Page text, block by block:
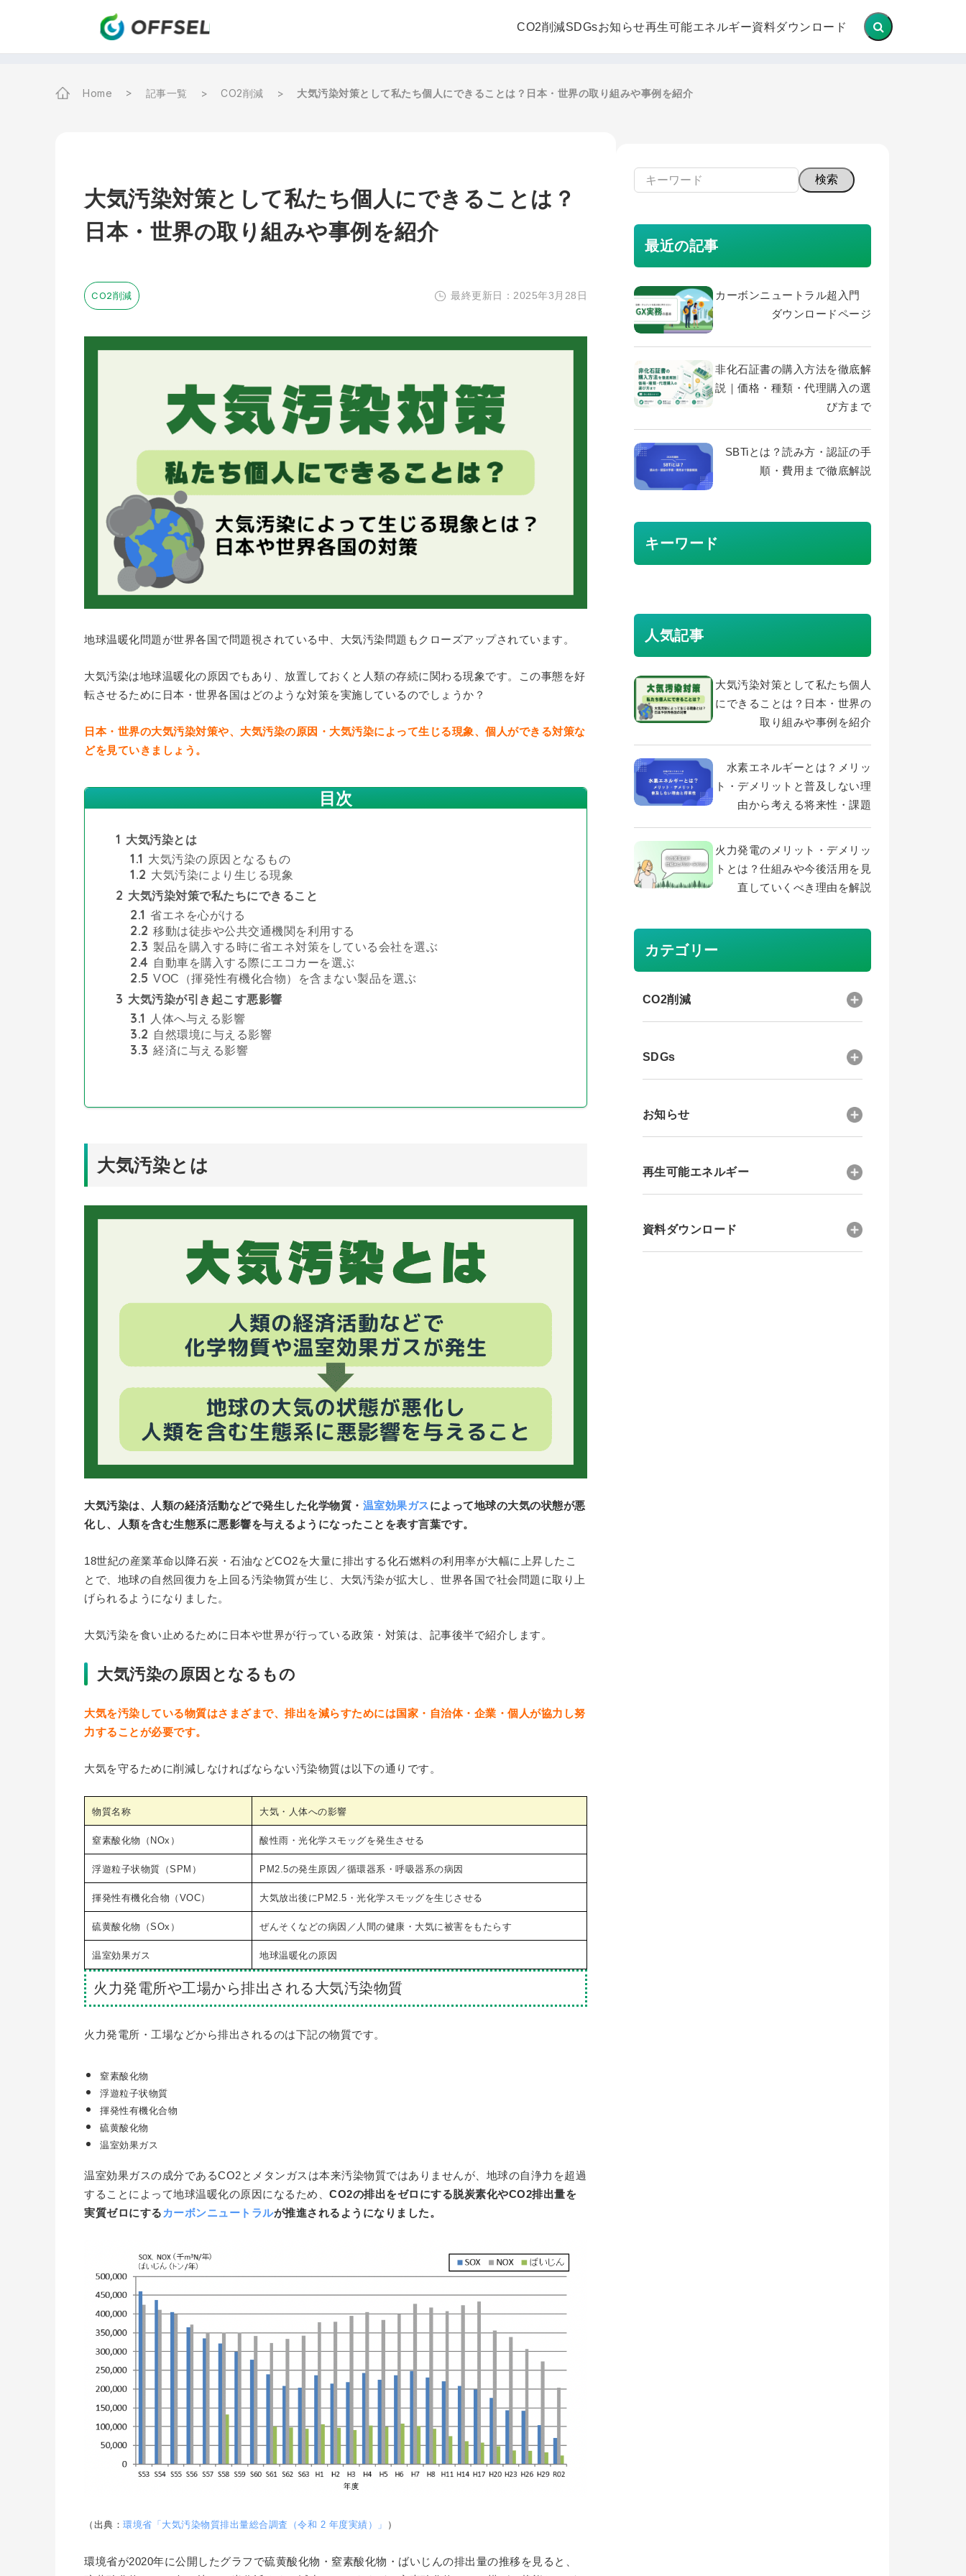
CO2削減SDGsお知らせ再生可能エネルギー資料ダウンロード
Home 記事一覧 CO2削減 大気汚染対策として私たち個人にできることは？日本・世界の取り組みや事例を紹介
大気汚染対策として私たち個人にできることは？
日本・世界の取り組みや事例を紹介
CO2削減 最終更新日：2025年3月28日
地球温暖化問題が世界各国で問題視されている中、大気汚染問題もクローズアップされています。
大気汚染は地球温暖化の原因でもあり、放置しておくと人類の存続に関わる現象です。この事態を好
転させるために日本・世界各国はどのような対策を実施しているのでしょうか？
日本・世界の大気汚染対策や、大気汚染の原因・大気汚染によって生じる現象、個人ができる対策な
どを見ていきましょう。
目次
1 大気汚染とは
1.1 大気汚染の原因となるもの
1.2 大気汚染により生じる現象
2 大気汚染対策で私たちにできること
2.1 省エネを心がける
2.2 移動は徒歩や公共交通機関を利用する
2.3 製品を購入する時に省エネ対策をしている会社を選ぶ
2.4 自動車を購入する際にエコカーを選ぶ
2.5 VOC（揮発性有機化合物）を含まない製品を選ぶ
3 大気汚染が引き起こす悪影響
3.1 人体へ与える影響
3.2 自然環境に与える影響
3.3 経済に与える影響
大気汚染とは
大気汚染は、人類の経済活動などで発生した化学物質・ 温室効果ガスによって地球の大気の状態が悪
化し、人類を含む生態系に悪影響を与えるようになったことを表す言葉です。
18世紀の産業革命以降石炭・石油などCO2を大量に排出する化石燃料の利用率が大幅に上昇したこ
とで、地球の自然回復力を上回る汚染物質が生じ、大気汚染が拡大し、世界各国で社会問題に取り上
げられるようになりました。
大気汚染を食い止めるために日本や世界が行っている政策・対策は、記事後半で紹介します。
大気汚染の原因となるもの
大気を汚染している物質はさまざまで、排出を減らすためには国家・自治体・企業・個人が協力し努
力することが必要です。
大気を守るために削減しなければならない汚染物質は以下の通りです。
物質名称 大気・人体への影響
窒素酸化物（NOx） 酸性雨・光化学スモッグを発生させる
浮遊粒子状物質（SPM） PM2.5の発生原因／循環器系・呼吸器系の病因
揮発性有機化合物（VOC） 大気放出後にPM2.5・光化学スモッグを生じさせる
硫黄酸化物（SOx） ぜんそくなどの病因／人間の健康・大気に被害をもたらす
温室効果ガス 地球温暖化の原因
火力発電所や工場から排出される大気汚染物質
火力発電所・工場などから排出されるのは下記の物質です。
窒素酸化物
浮遊粒子状物質
揮発性有機化合物
硫黄酸化物
温室効果ガス
温室効果ガスの成分であるCO2とメタンガスは本来汚染物質ではありませんが、地球の自浄力を超過
することによって地球温暖化の原因になるため、 CO2の排出をゼロにする脱炭素化やCO2排出量を
実質ゼロにする カーボンニュートラルが推進されるようになりました。
（出典： 環境省「大気汚染物質排出量総合調査（令和 2 年度実績）」 ）
環境省が2020年に公開したグラフで硫黄酸化物・窒素酸化物・ばいじんの排出量の推移を見ると、
検索
最近の記事
カーボンニュートラル超入門
ダウンロードページ
非化石証書の購入方法を徹底解
説｜価格・種類・代理購入の選
び方まで
SBTiとは？読み方・認証の手
順・費用まで徹底解説
キーワード
人気記事
大気汚染対策として私たち個人
にできることは？日本・世界の
取り組みや事例を紹介
水素エネルギーとは？メリッ
ト・デメリットと普及しない理
由から考える将来性・課題
火力発電のメリット・デメリッ
トとは？仕組みや今後活用を見
直していくべき理由を解説
カテゴリー
CO2削減
SDGs
お知らせ
再生可能エネルギー
資料ダウンロード